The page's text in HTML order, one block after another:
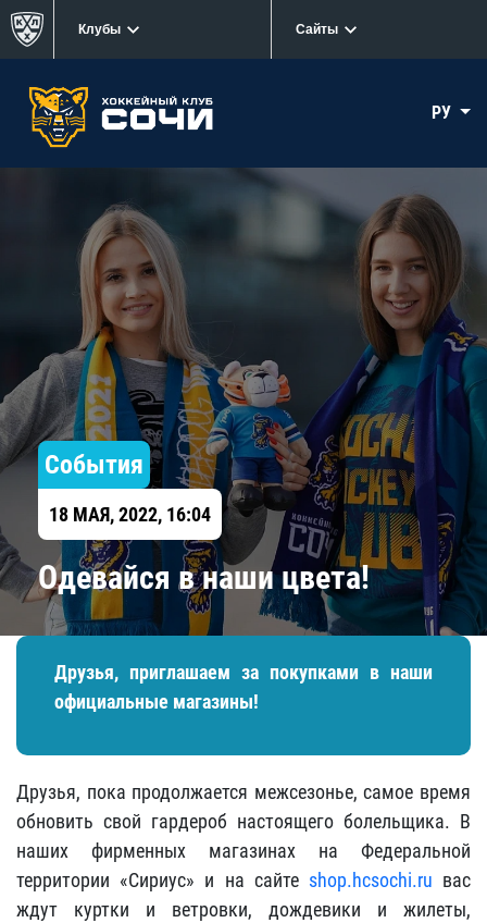
Клубы Сайты
РУ
События
18 МАЯ, 2022, 16:04
Одевайся в наши цвета!
Друзья, приглашаем за покупками в наши
официальные магазины!
Друзья, пока продолжается межсезонье, самое время
обновить свой гардероб настоящего болельщика. В
наших фирменных магазинах на Федеральной
территории «Сириус» и на сайте shop.hcsochi.ru вас
ждут куртки и ветровки, дождевики и жилеты,